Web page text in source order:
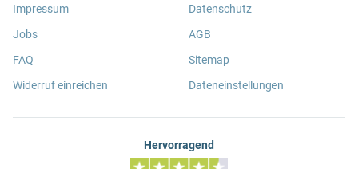
Impressum
Jobs
FAQ
Widerruf einreichen
Datenschutz
AGB
Sitemap
Dateneinstellungen
Hervorragend